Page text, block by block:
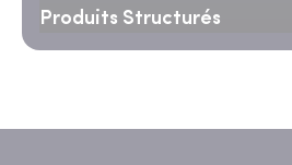
Produits Structurés